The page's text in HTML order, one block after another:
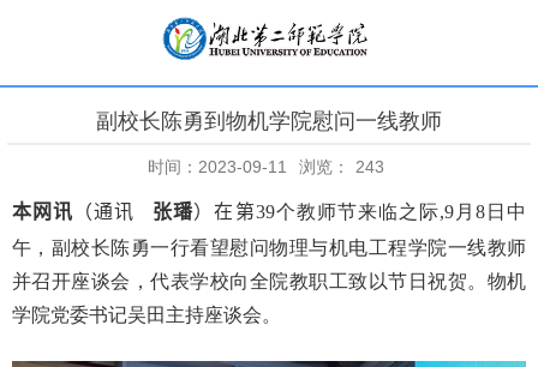
副校长陈勇到物机学院慰问一线教师
时间：2023-09-11 浏览： 243
本网讯 （通讯 张璠）在第39个教师节来临之际,9月 8日中
午，副校长陈勇一行看望慰问物理与机电工程学院一线教师
并召开座谈会，代表学校向全院教职工致以节日祝贺。物机
学院党委书记吴田主持座谈会。